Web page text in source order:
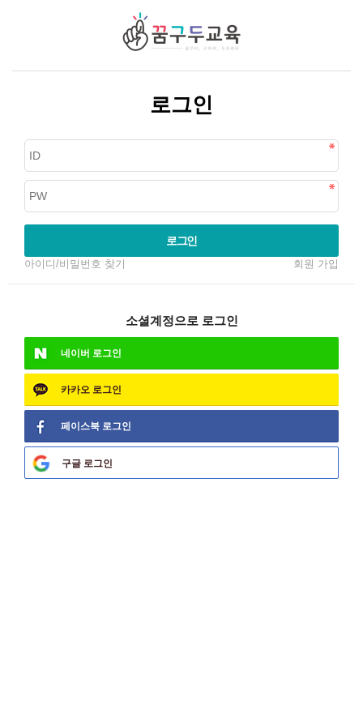
로그인
로그인
아이디/비밀번호 찾기 회원 가입
소셜계정으로 로그인
네이버 로그인
카카오 로그인
페이스북 로그인
구글 로그인